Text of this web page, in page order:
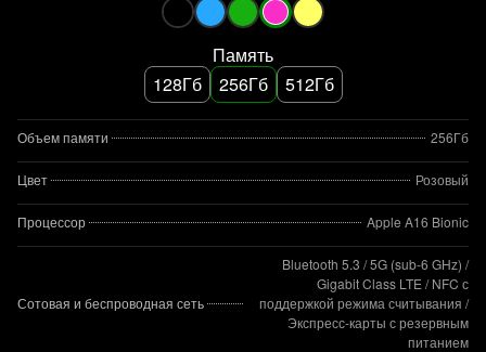
Память
128Гб
256Гб 512Гб
Объем памяти 256Гб
Цвет Розовый
Процессор Apple A16 Bionic
Сотовая и беспроводная сеть
Bluetooth 5.3 / 5G (sub‑6 GHz) /
Gigabit Class LTE / NFC с
поддержкой режима считывания /
Экспресс‑карты с резервным
питанием